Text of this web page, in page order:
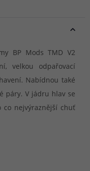
BP Mods TMD V2
velkou odpařovací
Nabídnou také
páry. V jádru hlav se
nejvýraznější chuť